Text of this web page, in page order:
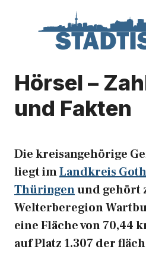
Hörsel –
und Fakten
Die kreisangehörige
liegt imLandkreis
Thüringenund gehört
Welterberegion
eine Fläche von 70,44
auf Platz 1.307 der